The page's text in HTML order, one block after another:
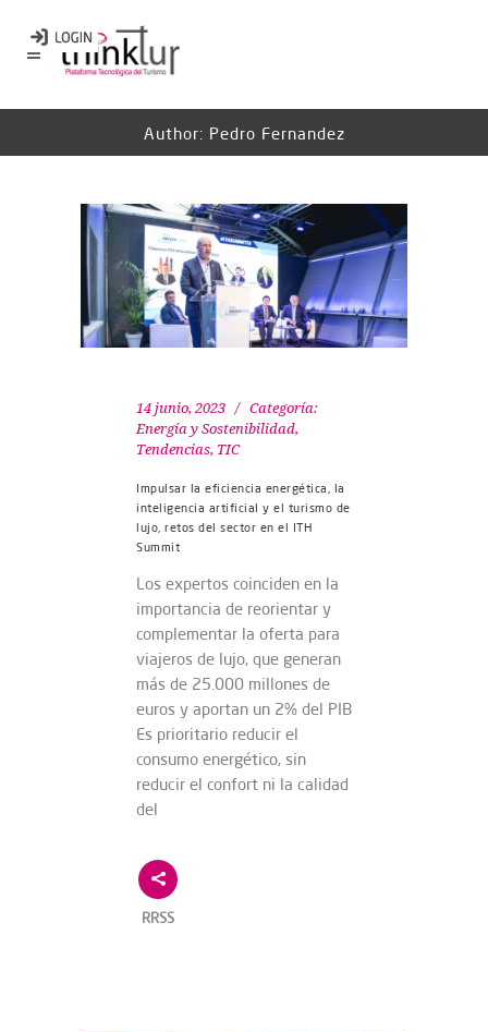
Author: Pedro Fernandez
14 junio, 2023
Categoría:
Energía y Sostenibilidad,
Tendencias, TIC
Impulsar la eficiencia energética, la
inteligencia artificial y el turismo de
lujo, retos del sector en el ITH
Summit
Los expertos coinciden en la
importancia de reorientar y
complementar la oferta para
viajeros de lujo, que generan
más de 25.000 millones de
euros y aportan un 2% del PIB
Es prioritario reducir el
consumo energético, sin
reducir el confort ni la calidad
del
RRSS